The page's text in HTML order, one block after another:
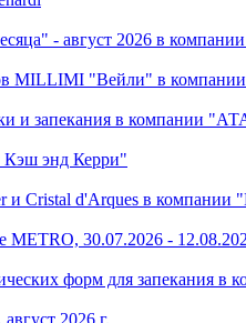
- август 2026 в
MILLIMI "Вейли" в
и запекания в компании
Кэш энд Керри"
Cristal d'Arques в компании
METRO, 30.07.2026 -
форм для запекания в